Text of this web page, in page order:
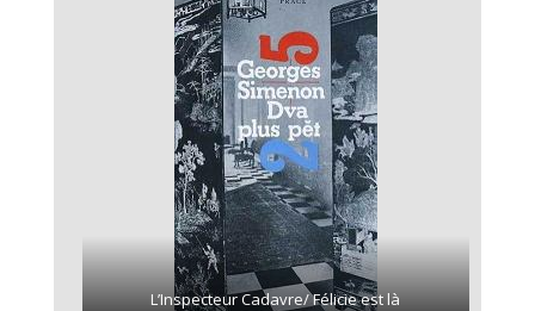
L’Inspecteur Cadavre/ Félicie est là